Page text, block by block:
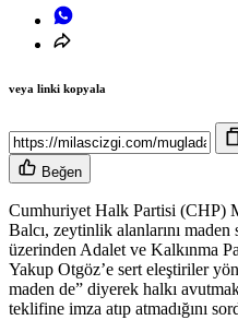
veya linki kopyala
Beğen
Cumhuriyet Halk Partisi (CHP)
Balcı, zeytinlik alanlarını maden
üzerinden Adalet ve Kalkınma
Yakup Otgöz’e sert eleştiriler
maden de” diyerek halkı
teklifine imza atıp atmadığını